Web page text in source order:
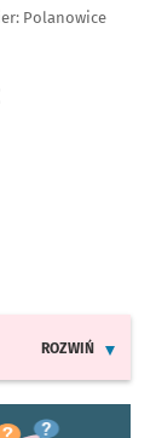
Polanowice
ROZWIŃ